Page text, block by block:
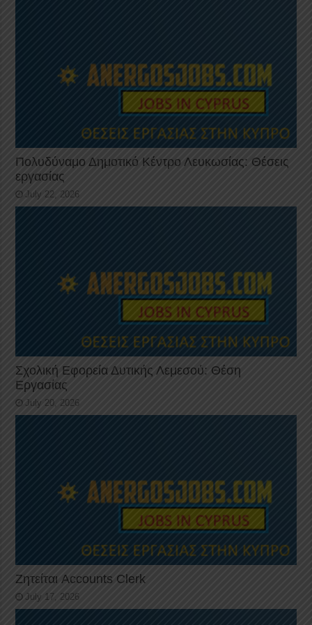
Πολυδύναμο Δημοτικό Κέντρο Λευκωσίας: Θέσεις
εργασίας
July 22, 2026
Σχολική Εφορεία Δυτικής Λεμεσού: Θέση
Εργασίας
July 20, 2026
Ζητείται Accounts Clerk
July 17, 2026